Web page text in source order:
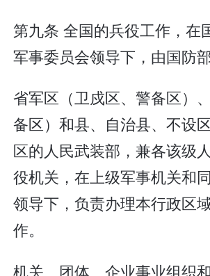
第九条 全国的兵役工作，在
军事委员会领导下，由国防部
省军区（卫戍区、警备区）
备区）和县、自治县、不设
区的人民武装部，兼各该级
役机关，在上级军事机关和
领导下，负责办理本行政区
作。
机关、团体、企业事业组织